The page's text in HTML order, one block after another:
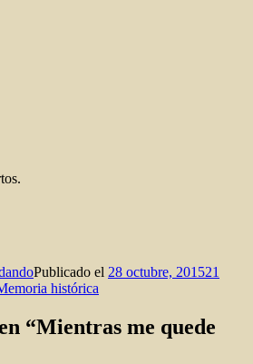
Publicado el 28 octubre, 201521
histórica
“Mientras me quede